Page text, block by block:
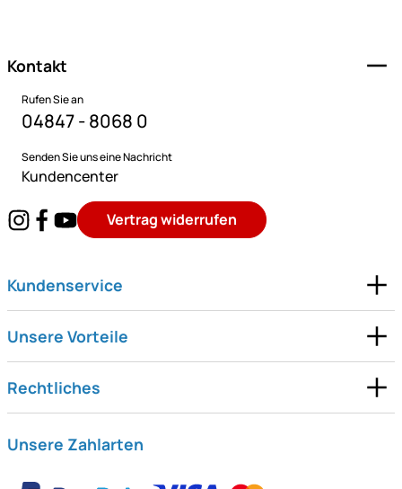
Kontakt
Rufen Sie an
04847 - 8068 0
Senden Sie uns eine Nachricht
Kundencenter
Vertrag widerrufen
Kundenservice
Unsere Vorteile
Rechtliches
Unsere Zahlarten